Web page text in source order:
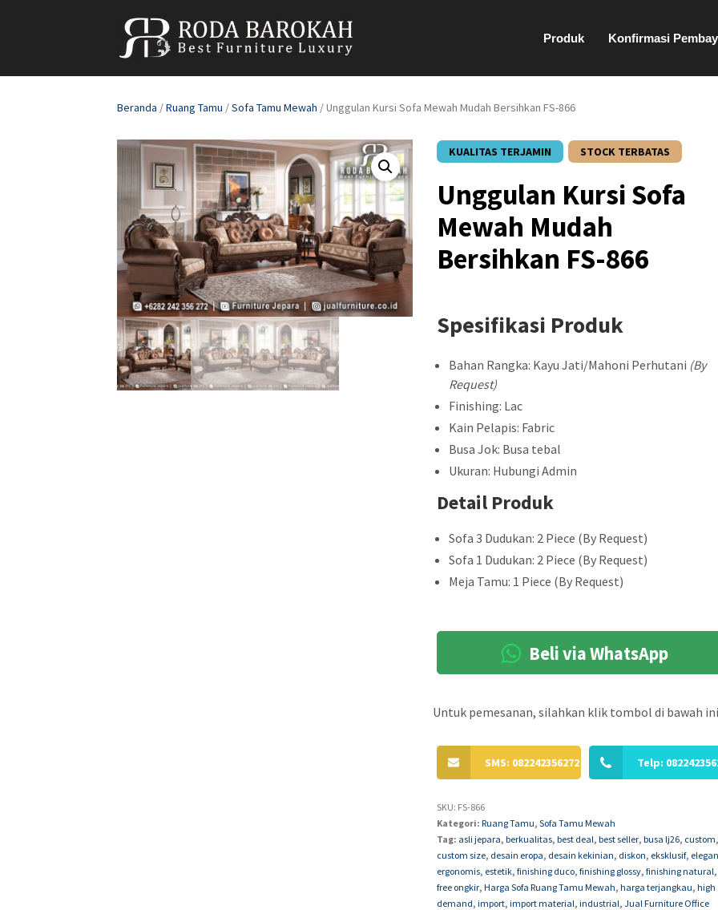
Produk Konfirmasi
Beranda /Ruang Tamu /Sofa Tamu Mewah / Unggulan Kursi Sofa Mewah Mudah Bersihkan FS-866
KUALITAS TERJAMIN STOCK TERBATAS
Unggulan Kursi Sofa
Mewah Mudah
Bersihkan FS-866
Spesifikasi Produk
Bahan Rangka: Kayu Jati/Mahoni Perhutani (By
Request)
Finishing: Lac
Kain Pelapis: Fabric
Busa Jok: Busa tebal
Ukuran: Hubungi Admin
Detail Produk
Sofa 3 Dudukan: 2 Piece (By Request)
Sofa 1 Dudukan: 2 Piece (By Request)
Meja Tamu: 1 Piece (By Request)
Beli via WhatsApp
Untuk pemesanan, silahkan klik tombol di bawah
SMS: 082242356272 Telp:
SKU: FS-866
Kategori:Ruang Tamu,Sofa Tamu Mewah
Tag: asli jepara,berkualitas,best deal,best seller,busa lj26, custom,
custom size, desain eropa, desain kekinian, diskon, eksklusif,
ergonomis, estetik,finishing duco,finishing glossy,finishing natural,
free ongkir,Harga Sofa Ruang Tamu Mewah,harga terjangkau,high
demand,import,import material,industrial,Jual Furniture Office